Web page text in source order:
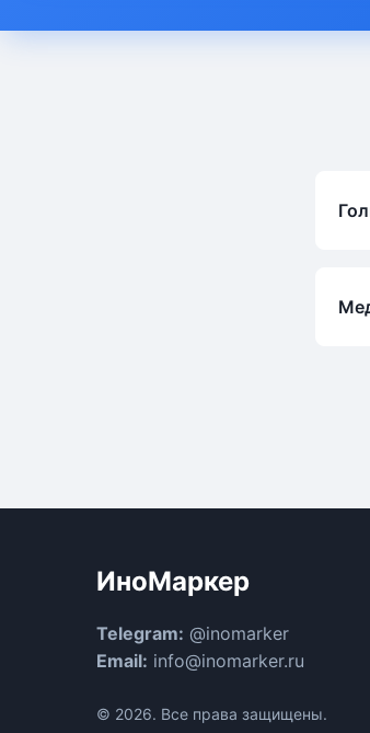
ИноМаркер
Telegram: @inomarker
Email: info@inomarker.ru
© 2026. Все права защищены.